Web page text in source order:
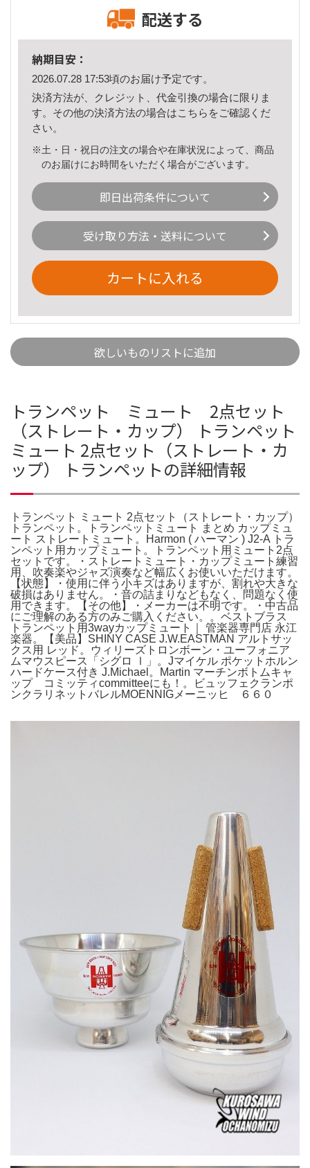
配送する
納期目安：
2026.07.28 17:53頃のお届け予定です。
決済方法が、クレジット、代金引換の場合に限りま
す。その他の決済方法の場合はこちら をご確認くだ
さい。
※土・日・祝日の注文の場合や在庫状況によって、商品
のお届けにお時間をいただく場合がございます。
即日出荷条件について
受け取り方法・送料について
カートに入れる
欲しいものリストに追加
トランペット ミュート 2点セット
（ストレート・カップ） トランペット
ミュート 2点セット（ストレート・カ
ップ） トランペットの詳細情報
トランペット ミュート 2点セット（ストレート・カップ）
トランペット。トランペットミュート まとめ カップミュ
ート ストレートミュート。Harmon ( ハーマン ) J2-A トラ
ンペット用カップミュート。トランペット用ミュート2点
セットです。・ストレートミュート・カップミュート練習
用、吹奏楽やジャズ演奏など幅広くお使いいただけます。
【状態】・使用に伴う小キズはありますが、割れや大きな
破損はありません。・音の詰まりなどもなく、問題なく使
用できます。【その他】・メーカーは不明です。・中古品
にご理解のある方のみご購入ください。。ベストブラス
トランペット用3wayカップミュート｜ 管楽器専門店 永江
楽器。【美品】SHINY CASE J.W.EASTMAN アルトサッ
クス用 レッド。ウィリーズトロンボーン・ユーフォニア
ムマウスピース「シグロ Ⅰ」。Jマイケル ポケットホルン
ハードケース付き J.Michael。Martin マーチンボトムキャ
ップ コミッティcommitteeにも！。ビュッフェクランポ
ンクラリネットバレルMOENNIGメーニッヒ ６６０